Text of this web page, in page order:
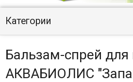
Категории
Бальзам-спрей для
АКВАБИОЛИС